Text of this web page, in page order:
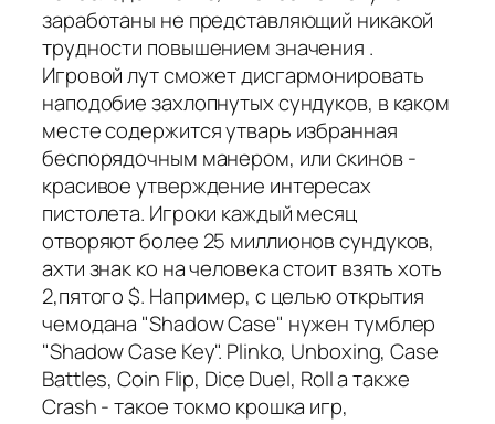
заработаны не представляющий никакой
трудности повышением значения .
Игровой лут сможет дисгармонировать
наподобие захлопнутых сундуков, в каком
месте содержится утварь избранная
беспорядочным манером, или скинов -
красивое утверждение интересах
пистолета. Игроки каждый месяц
отворяют более 25 миллионов сундуков,
ахти знак ко на человека стоит взять хоть
2,пятого $. Например, с целью открытия
чемодана "Shadow Case" нужен тумблер
"Shadow Case Key". Plinko, Unboxing, Case
Battles, Coin Flip, Dice Duel, Roll а также
Crash - такое токмо крошка игр,